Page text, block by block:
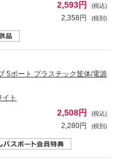
2,593円 (税込)
2,358円 (税別)
5ポート プラスチック筐体/電源
ト
2,508円 (税込)
2,280円 (税別)